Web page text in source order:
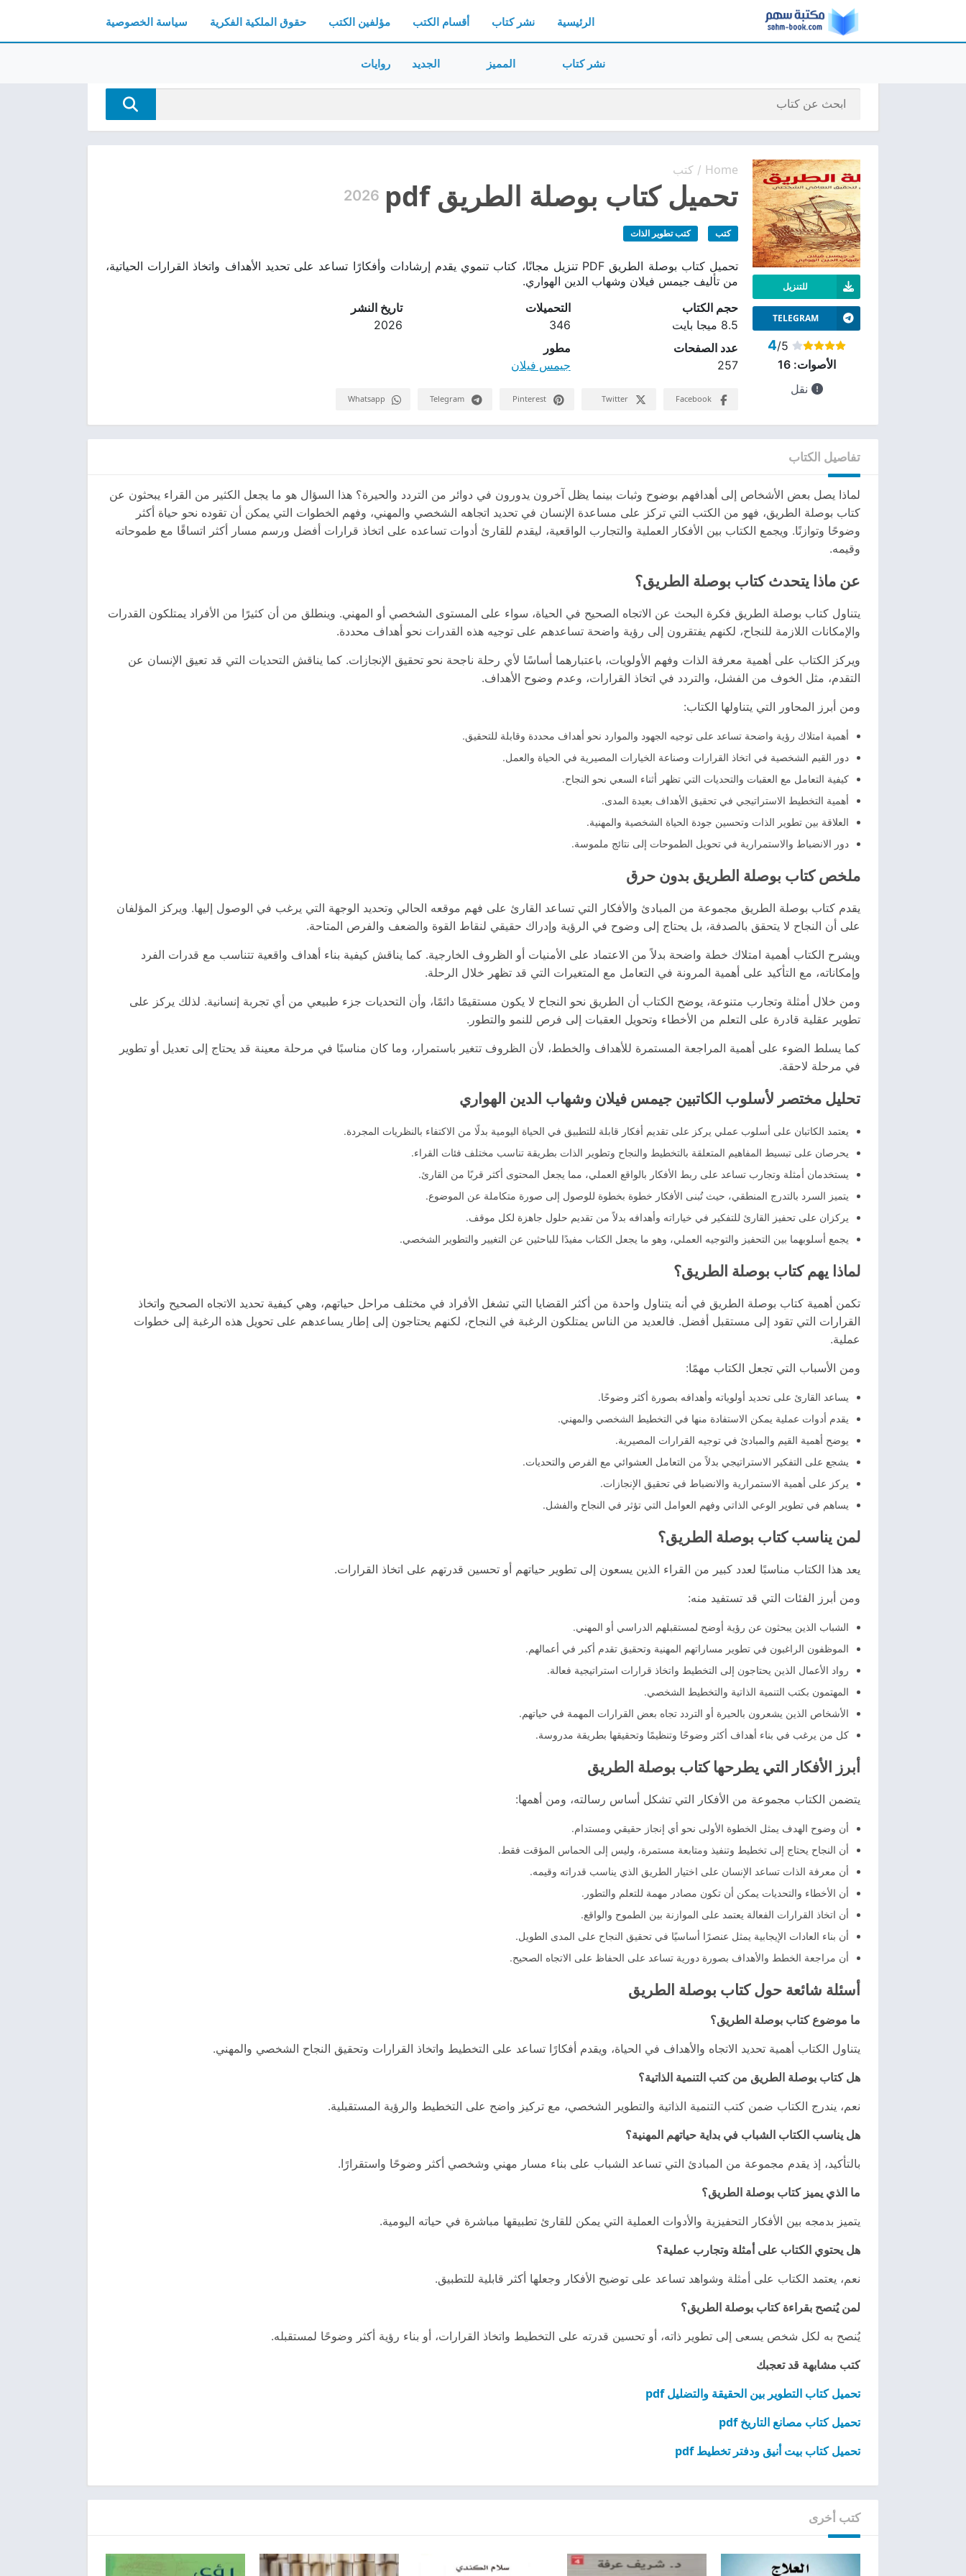
الرئيسية نشر كتاب أقسام الكتب مؤلفين الكتب حقوق الملكية الفكرية سياسة الخصوصية
نشر كتاب المميز الجديد روايات
Home
/ كتب
تحميل كتاب بوصلة الطريق pdf 2026
كتب كتب تطوير الذات
تحميل كتاب بوصلة الطريق PDF تنزيل مجانًا، كتاب تنموي يقدم إرشادات وأفكارًا تساعد على تحديد الأهداف واتخاذ القرارات الحياتية،
من تأليف جيمس فيلان وشهاب الدين الهواري.
للتنزيل
TELEGRAM
4/5
الأصوات:16
نقل
حجم الكتاب
8.5 ميجا بايت
التحميلات
346
تاريخ النشر
2026
عدد الصفحات
257
مطور
جيمس فيلان
Facebook
Twitter
Pinterest
Telegram
Whatsapp
تفاصيل الكتاب
لماذا يصل بعض الأشخاص إلى أهدافهم بوضوح وثبات بينما يظل آخرون يدورون في دوائر من التردد والحيرة؟ هذا السؤال هو ما يجعل الكثير من القراء يبحثون عن
كتاب بوصلة الطريق، فهو من الكتب التي تركز على مساعدة الإنسان في تحديد اتجاهه الشخصي والمهني، وفهم الخطوات التي يمكن أن تقوده نحو حياة أكثر
وضوحًا وتوازنًا. ويجمع الكتاب بين الأفكار العملية والتجارب الواقعية، ليقدم للقارئ أدوات تساعده على اتخاذ قرارات أفضل ورسم مسار أكثر اتساقًا مع طموحاته
وقيمه.
عن ماذا يتحدث كتاب بوصلة الطريق؟
يتناول كتاب بوصلة الطريق فكرة البحث عن الاتجاه الصحيح في الحياة، سواء على المستوى الشخصي أو المهني. وينطلق من أن كثيرًا من الأفراد يمتلكون القدرات
والإمكانات اللازمة للنجاح، لكنهم يفتقرون إلى رؤية واضحة تساعدهم على توجيه هذه القدرات نحو أهداف محددة.
ويركز الكتاب على أهمية معرفة الذات وفهم الأولويات، باعتبارهما أساسًا لأي رحلة ناجحة نحو تحقيق الإنجازات. كما يناقش التحديات التي قد تعيق الإنسان عن
التقدم، مثل الخوف من الفشل، والتردد في اتخاذ القرارات، وعدم وضوح الأهداف.
ومن أبرز المحاور التي يتناولها الكتاب:
أهمية امتلاك رؤية واضحة تساعد على توجيه الجهود والموارد نحو أهداف محددة وقابلة للتحقيق.
دور القيم الشخصية في اتخاذ القرارات وصناعة الخيارات المصيرية في الحياة والعمل.
كيفية التعامل مع العقبات والتحديات التي تظهر أثناء السعي نحو النجاح.
أهمية التخطيط الاستراتيجي في تحقيق الأهداف بعيدة المدى.
العلاقة بين تطوير الذات وتحسين جودة الحياة الشخصية والمهنية.
دور الانضباط والاستمرارية في تحويل الطموحات إلى نتائج ملموسة.
ملخص كتاب بوصلة الطريق بدون حرق
يقدم كتاب بوصلة الطريق مجموعة من المبادئ والأفكار التي تساعد القارئ على فهم موقعه الحالي وتحديد الوجهة التي يرغب في الوصول إليها. ويركز المؤلفان
على أن النجاح لا يتحقق بالصدفة، بل يحتاج إلى وضوح في الرؤية وإدراك حقيقي لنقاط القوة والضعف والفرص المتاحة.
ويشرح الكتاب أهمية امتلاك خطة واضحة بدلاً من الاعتماد على الأمنيات أو الظروف الخارجية. كما يناقش كيفية بناء أهداف واقعية تتناسب مع قدرات الفرد
وإمكاناته، مع التأكيد على أهمية المرونة في التعامل مع المتغيرات التي قد تظهر خلال الرحلة.
ومن خلال أمثلة وتجارب متنوعة، يوضح الكتاب أن الطريق نحو النجاح لا يكون مستقيمًا دائمًا، وأن التحديات جزء طبيعي من أي تجربة إنسانية. لذلك يركز على
تطوير عقلية قادرة على التعلم من الأخطاء وتحويل العقبات إلى فرص للنمو والتطور.
كما يسلط الضوء على أهمية المراجعة المستمرة للأهداف والخطط، لأن الظروف تتغير باستمرار، وما كان مناسبًا في مرحلة معينة قد يحتاج إلى تعديل أو تطوير
في مرحلة لاحقة.
تحليل مختصر لأسلوب الكاتبين جيمس فيلان وشهاب الدين الهواري
يعتمد الكاتبان على أسلوب عملي يركز على تقديم أفكار قابلة للتطبيق في الحياة اليومية بدلًا من الاكتفاء بالنظريات المجردة.
يحرصان على تبسيط المفاهيم المتعلقة بالتخطيط والنجاح وتطوير الذات بطريقة تناسب مختلف فئات القراء.
يستخدمان أمثلة وتجارب تساعد على ربط الأفكار بالواقع العملي، مما يجعل المحتوى أكثر قربًا من القارئ.
يتميز السرد بالتدرج المنطقي، حيث تُبنى الأفكار خطوة بخطوة للوصول إلى صورة متكاملة عن الموضوع.
يركزان على تحفيز القارئ للتفكير في خياراته وأهدافه بدلاً من تقديم حلول جاهزة لكل موقف.
يجمع أسلوبهما بين التحفيز والتوجيه العملي، وهو ما يجعل الكتاب مفيدًا للباحثين عن التغيير والتطوير الشخصي.
لماذا يهم كتاب بوصلة الطريق؟
تكمن أهمية كتاب بوصلة الطريق في أنه يتناول واحدة من أكثر القضايا التي تشغل الأفراد في مختلف مراحل حياتهم، وهي كيفية تحديد الاتجاه الصحيح واتخاذ
القرارات التي تقود إلى مستقبل أفضل. فالعديد من الناس يمتلكون الرغبة في النجاح، لكنهم يحتاجون إلى إطار يساعدهم على تحويل هذه الرغبة إلى خطوات
عملية.
ومن الأسباب التي تجعل الكتاب مهمًا:
يساعد القارئ على تحديد أولوياته وأهدافه بصورة أكثر وضوحًا.
يقدم أدوات عملية يمكن الاستفادة منها في التخطيط الشخصي والمهني.
يوضح أهمية القيم والمبادئ في توجيه القرارات المصيرية.
يشجع على التفكير الاستراتيجي بدلاً من التعامل العشوائي مع الفرص والتحديات.
يركز على أهمية الاستمرارية والانضباط في تحقيق الإنجازات.
يساهم في تطوير الوعي الذاتي وفهم العوامل التي تؤثر في النجاح والفشل.
لمن يناسب كتاب بوصلة الطريق؟
يعد هذا الكتاب مناسبًا لعدد كبير من القراء الذين يسعون إلى تطوير حياتهم أو تحسين قدرتهم على اتخاذ القرارات.
ومن أبرز الفئات التي قد تستفيد منه:
الشباب الذين يبحثون عن رؤية أوضح لمستقبلهم الدراسي أو المهني.
الموظفون الراغبون في تطوير مساراتهم المهنية وتحقيق تقدم أكبر في أعمالهم.
رواد الأعمال الذين يحتاجون إلى التخطيط واتخاذ قرارات استراتيجية فعالة.
المهتمون بكتب التنمية الذاتية والتخطيط الشخصي.
الأشخاص الذين يشعرون بالحيرة أو التردد تجاه بعض القرارات المهمة في حياتهم.
كل من يرغب في بناء أهداف أكثر وضوحًا وتنظيمًا وتحقيقها بطريقة مدروسة.
أبرز الأفكار التي يطرحها كتاب بوصلة الطريق
يتضمن الكتاب مجموعة من الأفكار التي تشكل أساس رسالته، ومن أهمها:
أن وضوح الهدف يمثل الخطوة الأولى نحو أي إنجاز حقيقي ومستدام.
أن النجاح يحتاج إلى تخطيط وتنفيذ ومتابعة مستمرة، وليس إلى الحماس المؤقت فقط.
أن معرفة الذات تساعد الإنسان على اختيار الطريق الذي يناسب قدراته وقيمه.
أن الأخطاء والتحديات يمكن أن تكون مصادر مهمة للتعلم والتطور.
أن اتخاذ القرارات الفعالة يعتمد على الموازنة بين الطموح والواقع.
أن بناء العادات الإيجابية يمثل عنصرًا أساسيًا في تحقيق النجاح على المدى الطويل.
أن مراجعة الخطط والأهداف بصورة دورية تساعد على الحفاظ على الاتجاه الصحيح.
أسئلة شائعة حول كتاب بوصلة الطريق
ما موضوع كتاب بوصلة الطريق؟
يتناول الكتاب أهمية تحديد الاتجاه والأهداف في الحياة، ويقدم أفكارًا تساعد على التخطيط واتخاذ القرارات وتحقيق النجاح الشخصي والمهني.
هل كتاب بوصلة الطريق من كتب التنمية الذاتية؟
نعم، يندرج الكتاب ضمن كتب التنمية الذاتية والتطوير الشخصي، مع تركيز واضح على التخطيط والرؤية المستقبلية.
هل يناسب الكتاب الشباب في بداية حياتهم المهنية؟
بالتأكيد، إذ يقدم مجموعة من المبادئ التي تساعد الشباب على بناء مسار مهني وشخصي أكثر وضوحًا واستقرارًا.
ما الذي يميز كتاب بوصلة الطريق؟
يتميز بدمجه بين الأفكار التحفيزية والأدوات العملية التي يمكن للقارئ تطبيقها مباشرة في حياته اليومية.
هل يحتوي الكتاب على أمثلة وتجارب عملية؟
نعم، يعتمد الكتاب على أمثلة وشواهد تساعد على توضيح الأفكار وجعلها أكثر قابلية للتطبيق.
لمن يُنصح بقراءة كتاب بوصلة الطريق؟
يُنصح به لكل شخص يسعى إلى تطوير ذاته، أو تحسين قدرته على التخطيط واتخاذ القرارات، أو بناء رؤية أكثر وضوحًا لمستقبله.
كتب مشابهة قد تعجبك
تحميل كتاب التطوير بين الحقيقة والتضليل pdf
تحميل كتاب مصانع التاريخ pdf
تحميل كتاب بيت أنيق ودفتر تخطيط pdf
كتب أخرى